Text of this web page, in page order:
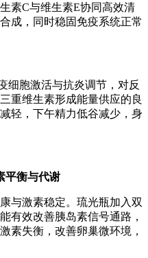
素C与维生素E协同高效清
成，同时稳固免疫系统正常
细胞激活与抗炎调节，对反
重维生素形成能量供应的良
轻，下午精力低谷减少，身
平衡与代谢
与激素稳定。琉光瓶加入双
有效改善胰岛素信号通路，
素失衡，改善卵巢微环境，